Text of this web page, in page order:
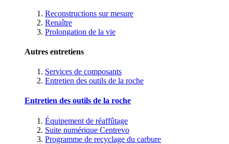
Reconstructions sur mesure
Renaître
Prolongation de la vie
Autres entretiens
Services de composants
Entretien des outils de la roche
Entretien des outils de la roche
Équipement de réaffûtage
Suite numérique Centrevo
Programme de recyclage du carbure